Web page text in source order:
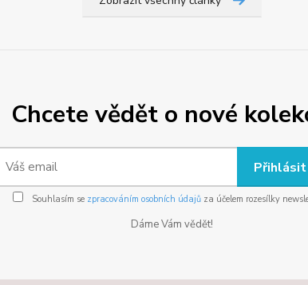
Chcete vědět o nové
Souhlasím se zpracováním osobních údajůza účelem rozesílky
Dáme Vám vědět!